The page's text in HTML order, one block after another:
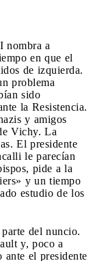
nombra a
en que el
de izquierda.
problema
sido
la Resistencia.
y amigos
Vichy. La
El presidente
le parecían
pide a la
y un tiempo
estudio de los
del nuncio.
y, poco a
el presidente